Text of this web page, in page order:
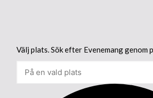
Välj plats. Sök efter Evenemang genom